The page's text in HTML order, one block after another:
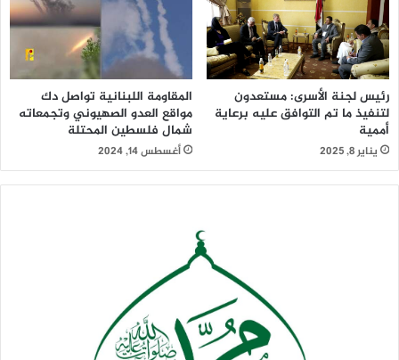
رئيس لجنة الأسرى: مستعدون
لتنفيذ ما تم التوافق عليه برعاية
أممية
يناير 8, 2025
المقاومة اللبنانية تواصل دك
مواقع العدو الصهيوني وتجمعاته
شمال فلسطين المحتلة
أغسطس 14, 2024